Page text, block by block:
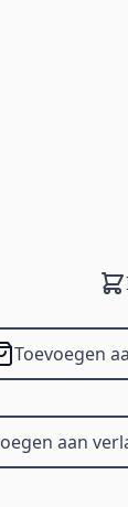
Toevoegen
aan